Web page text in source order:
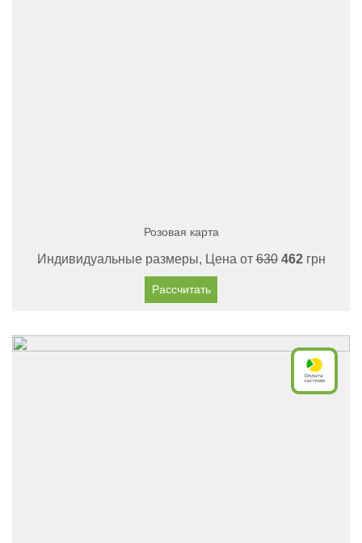
Розовая карта
Индивидуальные размеры, Цена от630 462грн
Рассчитать